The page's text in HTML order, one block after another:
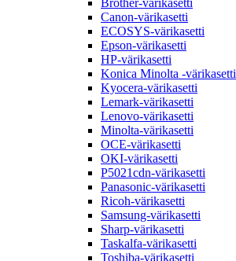
Canon-värikasetti
ECOSYS-värikasetti
Epson-värikasetti
HP-värikasetti
Konica Minolta -värikasetti
Kyocera-värikasetti
Lemark-värikasetti
Lenovo-värikasetti
Minolta-värikasetti
OCE-värikasetti
OKI-värikasetti
P5021cdn-värikasetti
Panasonic-värikasetti
Ricoh-värikasetti
Samsung-värikasetti
Sharp-värikasetti
Taskalfa-värikasetti
Toshiba-värikasetti